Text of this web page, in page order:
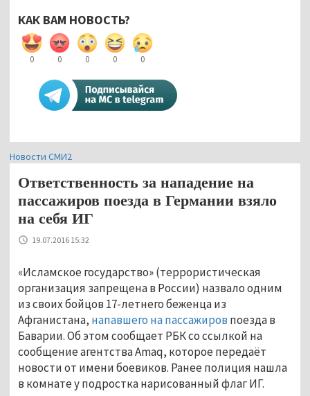
КАК ВАМ НОВОСТЬ?
0 0 0 0 0
Новости СМИ2
Ответственность за нападение на
пассажиров поезда в Германии взяло
на себя ИГ
19.07.2016 15:32
«Исламское государство» (террористическая
организация запрещена в России) назвало одним
из своих бойцов 17-летнего беженца из
Афганистана, напавшего на пассажиров поезда в
Баварии. Об этом сообщает РБК со ссылкой на
сообщение агентства Amaq, которое передаёт
новости от имени боевиков. Ранее полиция нашла
в комнате у подростка нарисованный флаг ИГ.